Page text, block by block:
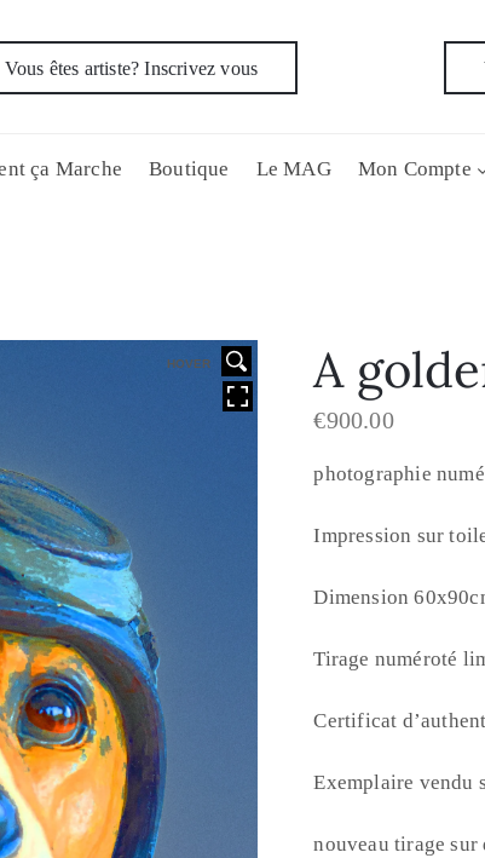
Vous êtes artiste? Inscrivez vous
ça Marche Boutique Le MAG Mon Compte
HOVER A
€900.00
photographie
Impression sur
Dimension
Tirage numéroté
Certificat
Exemplaire vendu
nouveau tirage